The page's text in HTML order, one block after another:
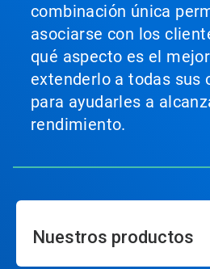
combinación única
asociarse con los
qué aspecto es el
extenderlo a todas sus
para ayudarles a
rendimiento.
Nuestros productos